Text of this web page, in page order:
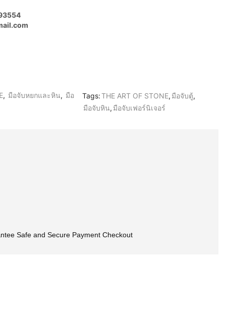
, มือจับหยกและหิน, มือ
Tags:THE ART OF STONE, มือจับตู้,
มือจับหิน, มือจับเฟอร์นิเจอร์
Safe and Secure Payment Checkout